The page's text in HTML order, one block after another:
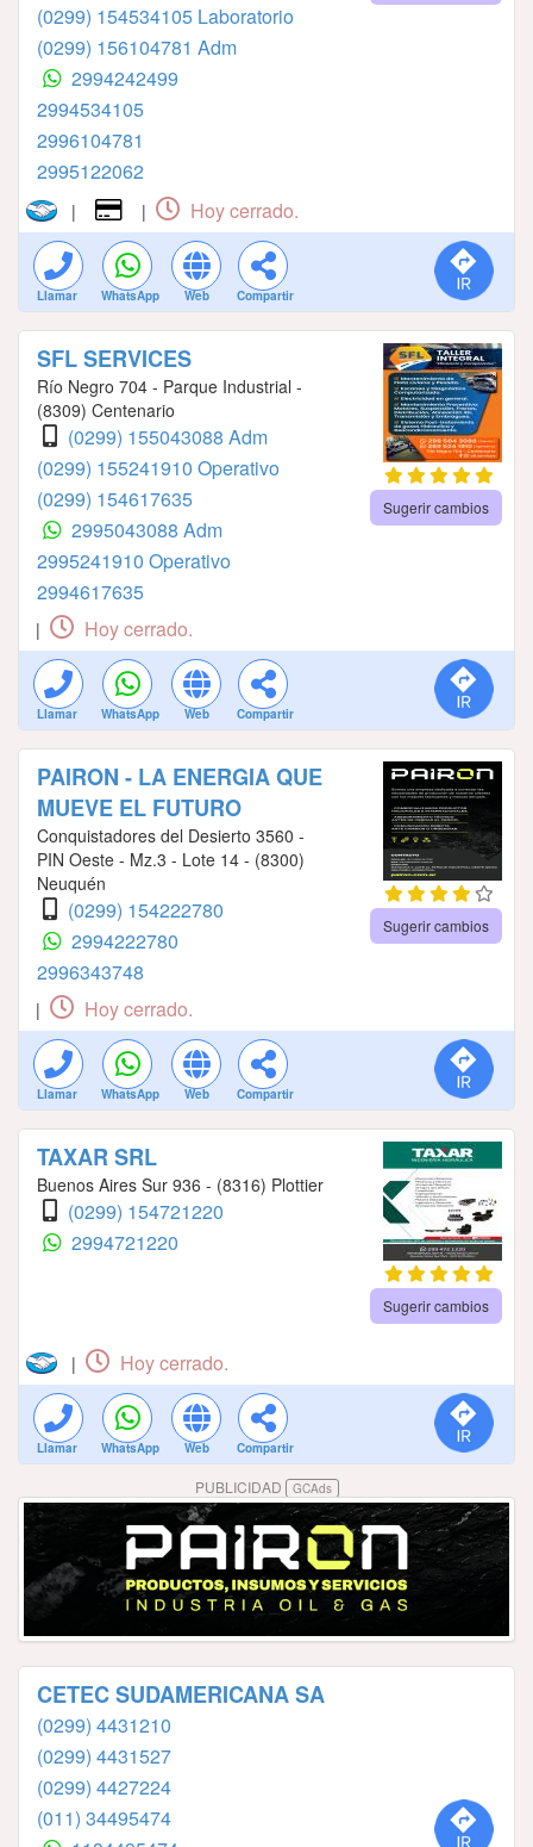
(0299) 154534105 Laboratorio
(0299) 156104781 Adm
2994242499
2994534105
2996104781
2995122062
| | Hoy cerrado.
Llamar WhatsApp Web Compartir
SFL SERVICES
Río Negro 704 - Parque Industrial -
(8309) Centenario
(0299) 155043088 Adm
(0299) 155241910 Operativo
(0299) 154617635
2995043088 Adm
2995241910 Operativo
2994617635
Sugerir cambios
| Hoy cerrado.
Llamar WhatsApp Web Compartir
PAIRON - LA ENERGIA QUE
MUEVE EL FUTURO
Conquistadores del Desierto 3560 -
PIN Oeste - Mz.3 - Lote 14 - (8300)
Neuquén
(0299) 154222780
2994222780
2996343748
Sugerir cambios
| Hoy cerrado.
Llamar WhatsApp Web Compartir
TAXAR SRL
Buenos Aires Sur 936 - (8316) Plottier
(0299) 154721220
2994721220
Sugerir cambios
| Hoy cerrado.
Llamar WhatsApp Web Compartir
PUBLICIDAD GCAds
CETEC SUDAMERICANA SA
(0299) 4431210
(0299) 4431527
(0299) 4427224
(011) 34495474